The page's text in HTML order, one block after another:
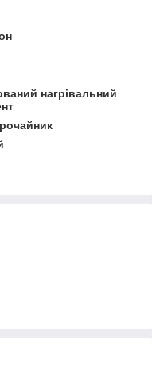
нагрівальний